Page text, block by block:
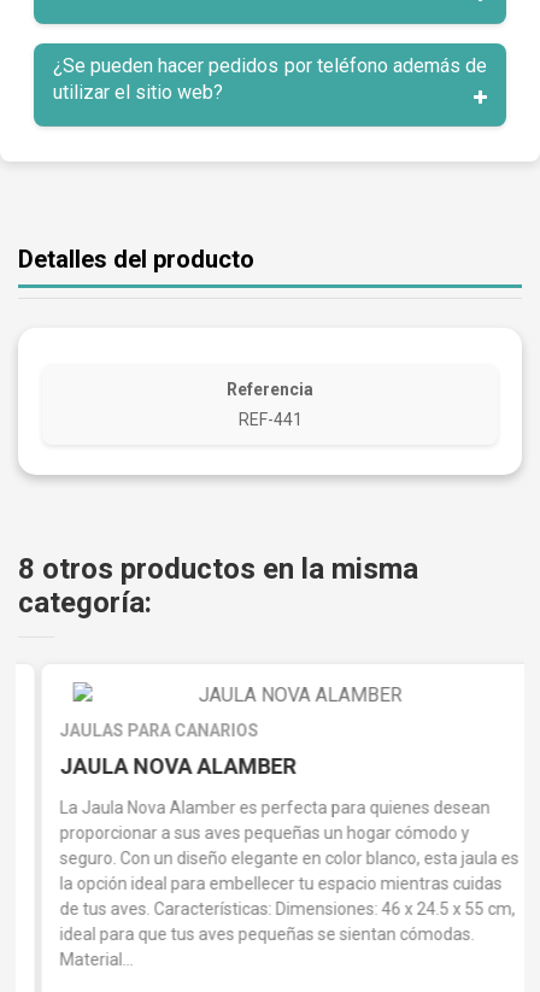
¿Se pueden hacer pedidos por teléfono además de
utilizar el sitio web?
Detalles del producto
Referencia
REF-441
8 otros productos en la misma
categoría:
JAULAS PARA CANARIOS
JAULA NOVA ALAMBER
La Jaula Nova Alamber es perfecta para quienes desean
proporcionar a sus aves pequeñas un hogar cómodo y
seguro. Con un diseño elegante en color blanco, esta jaula es
la opción ideal para embellecer tu espacio mientras cuidas
de tus aves. Características: Dimensiones: 46 x 24.5 x 55 cm,
ideal para que tus aves pequeñas se sientan cómodas.
Material...